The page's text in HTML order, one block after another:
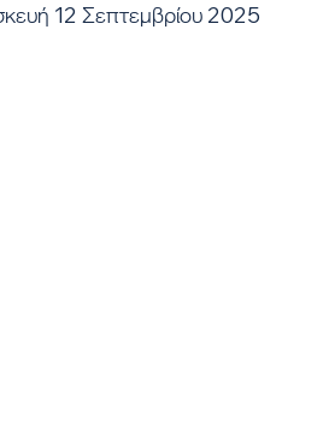
12 Σεπτεμβρίου 2025